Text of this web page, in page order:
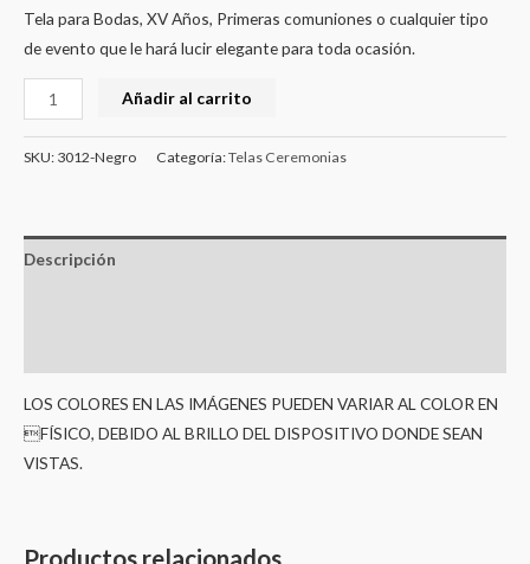
Tela para Bodas, XV Años, Primeras comuniones o cualquier tipo
de evento que le hará lucir elegante para toda ocasión.
Añadir al carrito
SKU: 3012-Negro Categoría:Telas Ceremonias
Descripción
LOS COLORES EN LAS IMÁGENES PUEDEN VARIAR AL COLOR EN
FÍSICO, DEBIDO AL BRILLO DEL DISPOSITIVO DONDE SEAN
VISTAS.
Productos relacionados